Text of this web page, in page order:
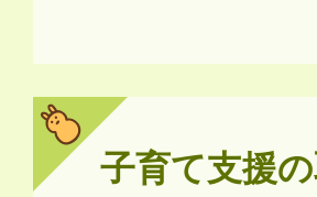
子育て支援の